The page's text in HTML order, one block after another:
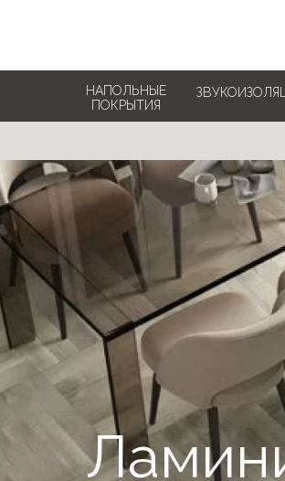
НАПОЛЬНЫЕ
ПОКРЫТИЯ